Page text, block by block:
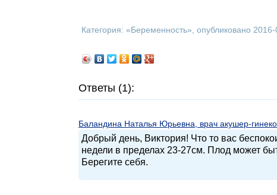
Категория: «Беременность», опубликовано
Ответы (1):
Баландина Наталья Юрьевна, врач акушер-
Добрый день, Виктория! Что то вас
недели в пределах 23-27см. Плод может
Берегите себя.